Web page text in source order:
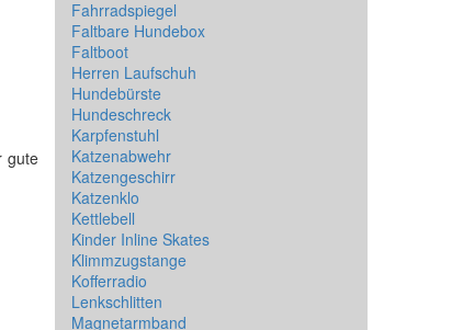
gute
Fahrradspiegel
Faltbare Hundebox
Faltboot
Herren Laufschuh
Hundebürste
Hundeschreck
Karpfenstuhl
Katzenabwehr
Katzengeschirr
Katzenklo
Kettlebell
Kinder Inline Skates
Klimmzugstange
Kofferradio
Lenkschlitten
Magnetarmband